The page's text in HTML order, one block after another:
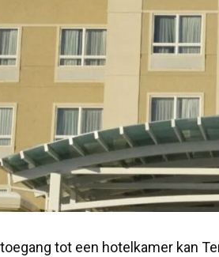
tot een hotelkamer kan